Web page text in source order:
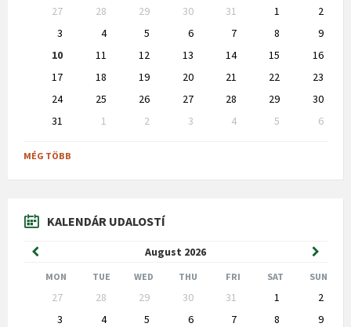
calendar
27 28 29 30 31 1
2
3
4 5 6 7 8
9
10
11 12 13 14 15
16
17
18 19 20 21 22
23
24
25 26 27 28 29
30
31
1 2 3 4 5
6
to
calendar
MÉG TÖBB
KALENDÁR UDALOSTÍ
August 2026
Previous
Month
Month
MON TUE WED THU FRI SAT SUN
calendar
27 28 29 30 31 1
2
3
4 5 6 7 8
9